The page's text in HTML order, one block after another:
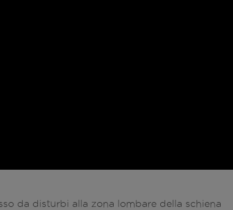
da disturbi alla zona lombare della schiena